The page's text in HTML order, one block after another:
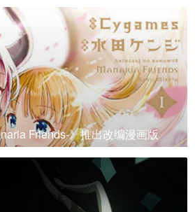
Friends-》推出改编漫画版